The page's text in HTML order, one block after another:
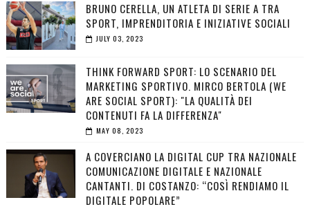
BRUNO CERELLA, UN ATLETA DI SERIE A TRA
SPORT, IMPRENDITORIA E INIZIATIVE SOCIALI
JULY 03, 2023
THINK FORWARD SPORT: LO SCENARIO DEL
MARKETING SPORTIVO. MIRCO BERTOLA (WE
ARE SOCIAL SPORT): "LA QUALITÀ DEI
CONTENUTI FA LA DIFFERENZA"
MAY 08, 2023
A COVERCIANO LA DIGITAL CUP TRA NAZIONALE
COMUNICAZIONE DIGITALE E NAZIONALE
CANTANTI. DI COSTANZO: “COSÌ RENDIAMO IL
DIGITALE POPOLARE”